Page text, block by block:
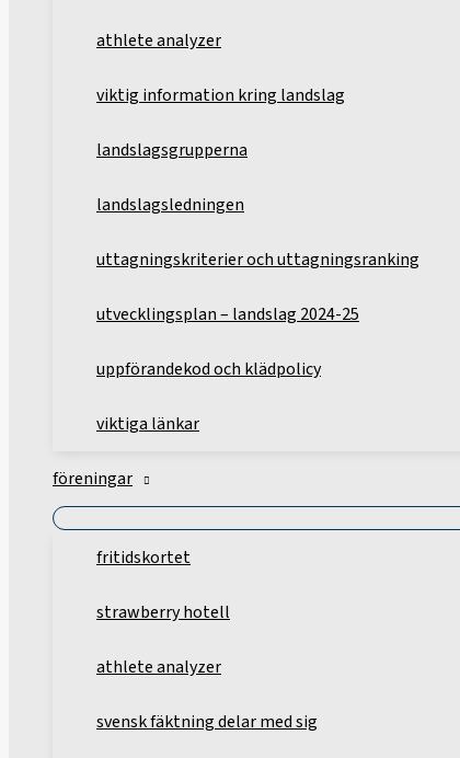
athlete analyzer
viktig information kring landslag
landslagsgrupperna
landslagsledningen
uttagningskriterier och uttagningsranking
utvecklingsplan – landslag 2024-25
uppförandekod och klädpolicy
viktiga länkar
föreningar
fritidskortet
strawberry hotell
athlete analyzer
svensk fäktning delar med sig